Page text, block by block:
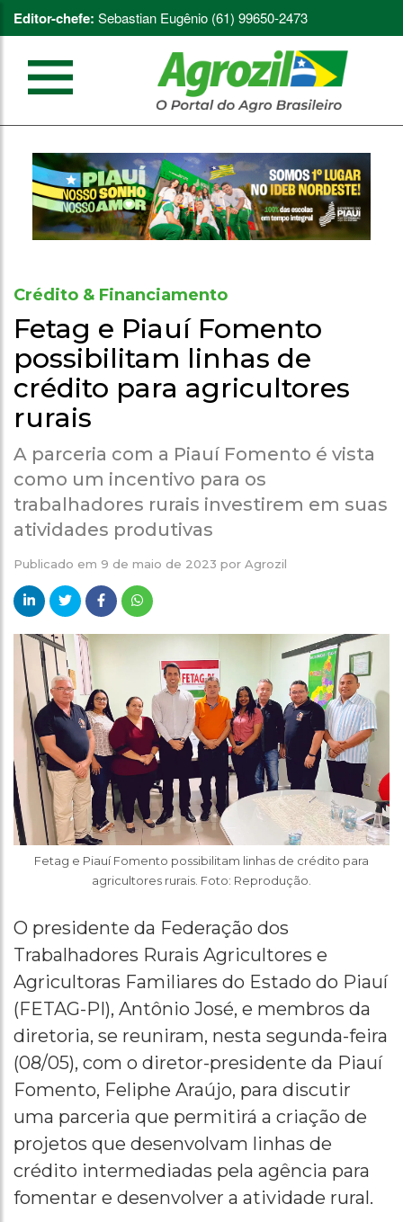
Editor-chefe: Sebastian Eugênio (61) 99650-2473
Crédito & Financiamento
Fetag e Piauí Fomento
possibilitam linhas de
crédito para agricultores
rurais
A parceria com a Piauí Fomento é vista
como um incentivo para os
trabalhadores rurais investirem em suas
atividades produtivas
Publicado em 9 de maio de 2023 por Agrozil
Fetag e Piauí Fomento possibilitam linhas de crédito para
agricultores rurais. Foto: Reprodução.
O presidente da Federação dos
Trabalhadores Rurais Agricultores e
Agricultoras Familiares do Estado do Piauí
(FETAG-PI), Antônio José, e membros da
diretoria, se reuniram, nesta segunda-feira
(08/05), com o diretor-presidente da Piauí
Fomento, Feliphe Araújo, para discutir
uma parceria que permitirá a criação de
projetos que desenvolvam linhas de
crédito intermediadas pela agência para
fomentar e desenvolver a atividade rural.